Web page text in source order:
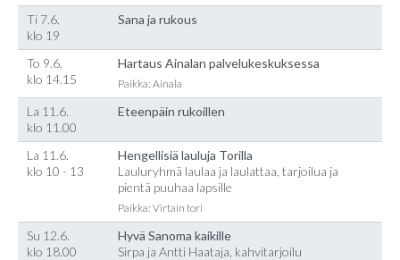
Ti 7.6.
klo 19
Sana ja rukous
To 9.6.
klo 14.15
Hartaus Ainalan palvelukeskuksessa
Paikka: Ainala
La 11.6.
klo 11.00
Eteenpäin rukoillen
La 11.6.
klo 10 - 13
Hengellisiä lauluja Torilla
Lauluryhmä laulaa ja laulattaa, tarjoilua ja
pientä puuhaa lapsille
Paikka: Virtain tori
Su 12.6.
klo 18.00
Hyvä Sanoma kaikille
Sirpa ja Antti Haataja, kahvitarjoilu